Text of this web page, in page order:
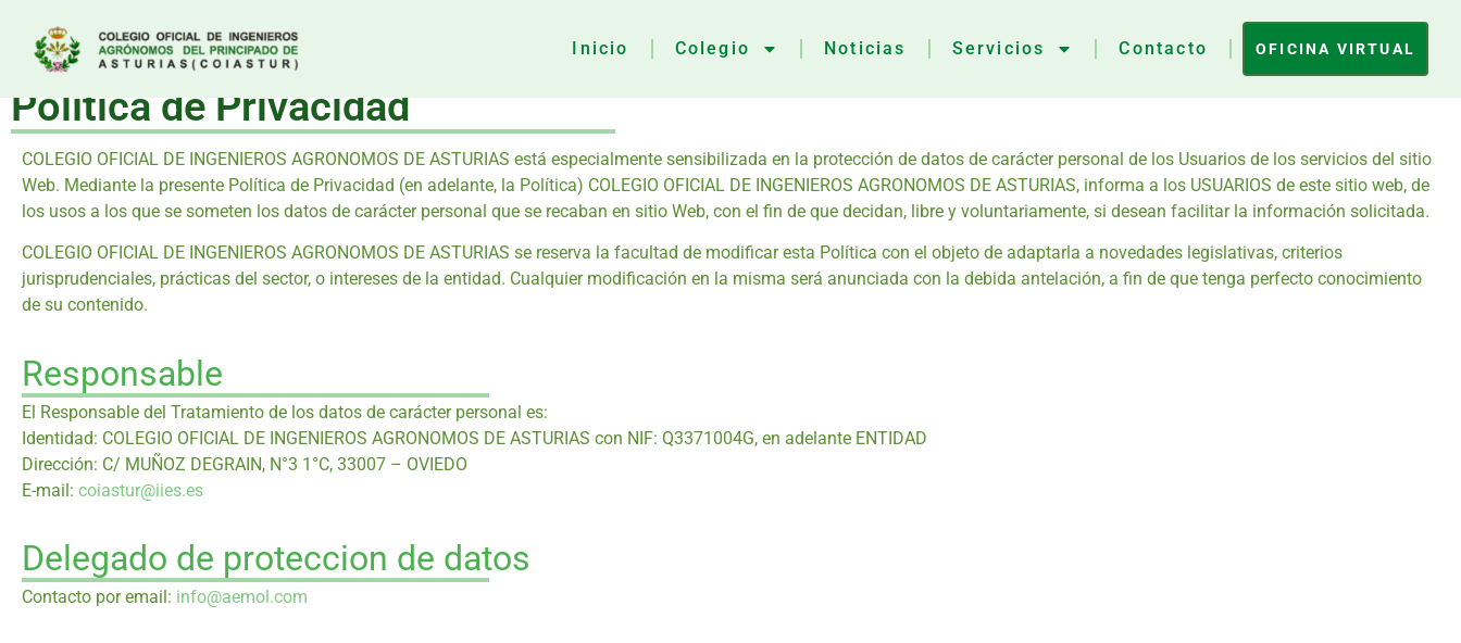
Inicio Colegio Noticias Servicios Contacto OFICINA VIRTUAL
Política de Privacidad
COLEGIO OFICIAL DE INGENIEROS AGRONOMOS DE ASTURIAS está especialmente sensibilizada en la protección de datos de carácter personal de los Usuarios de los servicios del sitio
Web. Mediante la presente Política de Privacidad (en adelante, la Política) COLEGIO OFICIAL DE INGENIEROS AGRONOMOS DE ASTURIAS, informa a los USUARIOS de este sitio web, de
los usos a los que se someten los datos de carácter personal que se recaban en sitio Web, con el fin de que decidan, libre y voluntariamente, si desean facilitar la información solicitada.
COLEGIO OFICIAL DE INGENIEROS AGRONOMOS DE ASTURIAS se reserva la facultad de modificar esta Política con el objeto de adaptarla a novedades legislativas, criterios
jurisprudenciales, prácticas del sector, o intereses de la entidad. Cualquier modificación en la misma será anunciada con la debida antelación, a fin de que tenga perfecto conocimiento
de su contenido.
Responsable
El Responsable del Tratamiento de los datos de carácter personal es:
Identidad: COLEGIO OFICIAL DE INGENIEROS AGRONOMOS DE ASTURIAS con NIF: Q3371004G, en adelante ENTIDAD
Dirección: C/ MUÑOZ DEGRAIN, N°3 1°C, 33007 – OVIEDO
E-mail: coiastur@iies.es
Delegado de proteccion de datos
Contacto por email: info@aemol.com